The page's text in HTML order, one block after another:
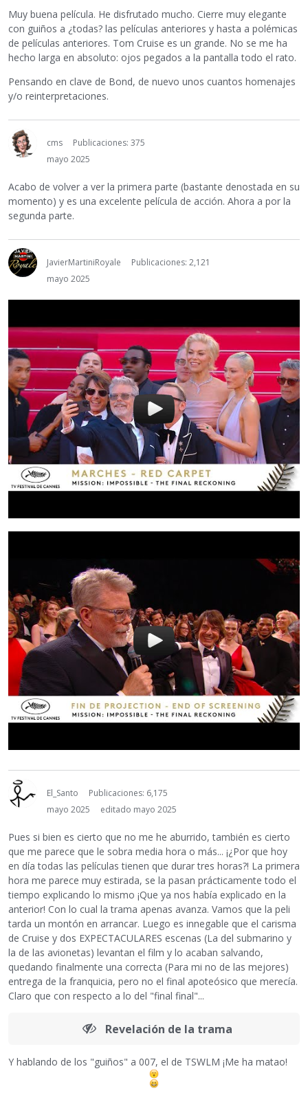
Muy buena película. He disfrutado mucho. Cierre muy elegante
con guiños a ¿todas? las películas anteriores y hasta a polémicas
de películas anteriores. Tom Cruise es un grande. No se me ha
hecho larga en absoluto: ojos pegados a la pantalla todo el rato.
Pensando en clave de Bond, de nuevo unos cuantos homenajes
y/o reinterpretaciones.
cms
Publicaciones: 375
mayo 2025
Acabo de volver a ver la primera parte (bastante denostada en su
momento) y es una excelente película de acción. Ahora a por la
segunda parte.
JavierMartiniRoyale
Publicaciones: 2,121
mayo 2025
El_Santo
Publicaciones: 6,175
mayo 2025
editado mayo 2025
Pues si bien es cierto que no me he aburrido, también es cierto
que me parece que le sobra media hora o más... ¡¿Por que hoy
en día todas las películas tienen que durar tres horas?! La primera
hora me parece muy estirada, se la pasan prácticamente todo el
tiempo explicando lo mismo ¡Que ya nos había explicado en la
anterior! Con lo cual la trama apenas avanza. Vamos que la peli
tarda un montón en arrancar. Luego es innegable que el carisma
de Cruise y dos EXPECTACULARES escenas (La del submarino y
la de las avionetas) levantan el film y lo acaban salvando,
quedando finalmente una correcta (Para mi no de las mejores)
entrega de la franquicia, pero no el final apoteósico que merecía.
Claro que con respecto a lo del "final final"...
Revelación de la trama
Y hablando de los "guiños" a 007, el de TSWLM ¡Me ha matao!